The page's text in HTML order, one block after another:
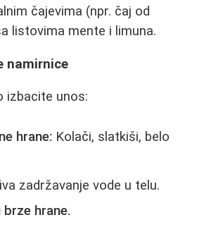
čajevima (npr. čaj od
listovima mente i limuna.
namirnice
izbacite unos:
hrane: Kolači, slatkiši, belo
zadržavanje vode u telu.
hrane.